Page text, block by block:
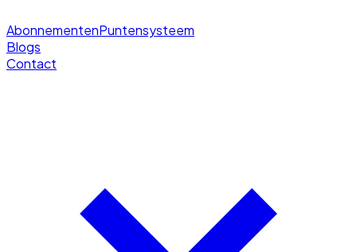
AbonnementenPuntensysteem
Blogs
Contact